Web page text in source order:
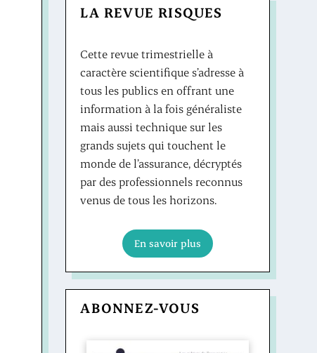
LA REVUE RISQUES
Cette revue trimestrielle à
caractère scientifique s’adresse à
tous les publics en offrant une
information à la fois généraliste
mais aussi technique sur les
grands sujets qui touchent le
monde de l’assurance, décryptés
par des professionnels reconnus
venus de tous les horizons.
En savoir plus
ABONNEZ-VOUS